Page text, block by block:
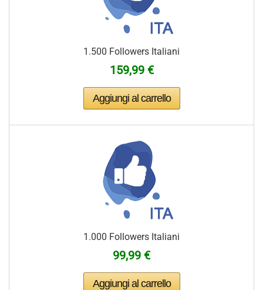
1.500 Followers Italiani
159,99 €
1.000 Followers Italiani
99,99 €